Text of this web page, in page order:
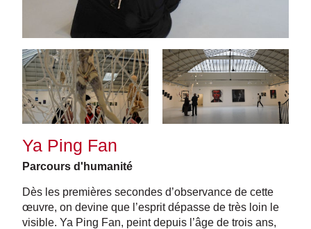
Ya Ping Fan
Parcours d'humanité
Dès les premières secondes d’observance de cette
œuvre, on devine que l’esprit dépasse de très loin le
visible. Ya Ping Fan, peint depuis l’âge de trois ans,